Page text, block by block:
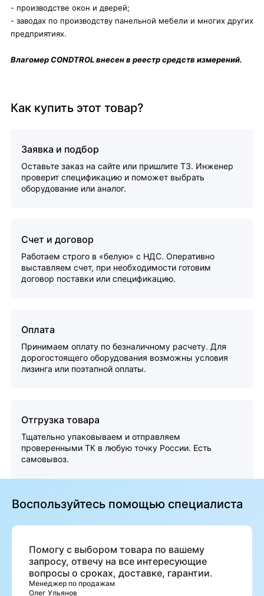
- производстве окон и дверей;
- заводах по производству панельной мебели и многих других
предприятиях.
Влагомер CONDTROL внесен в реестр средств измерений.
Как купить этот товар?
Заявка и подбор
Оставьте заказ на сайте или пришлите ТЗ. Инженер
проверит спецификацию и поможет выбрать
оборудование или аналог.
Счет и договор
Работаем строго в «белую» с НДС. Оперативно
выставляем счет, при необходимости готовим
договор поставки или спецификацию.
Оплата
Принимаем оплату по безналичному расчету. Для
дорогостоящего оборудования возможны условия
лизинга или поэтапной оплаты.
Отгрузка товара
Тщательно упаковываем и отправляем
проверенными ТК в любую точку России. Есть
самовывоз.
Воспользуйтесь помощью специалиста
Помогу с выбором товара по вашему
запросу, отвечу на все интересующие
вопросы о сроках, доставке, гарантии.
Менеджер по продажам
Олег Ульянов